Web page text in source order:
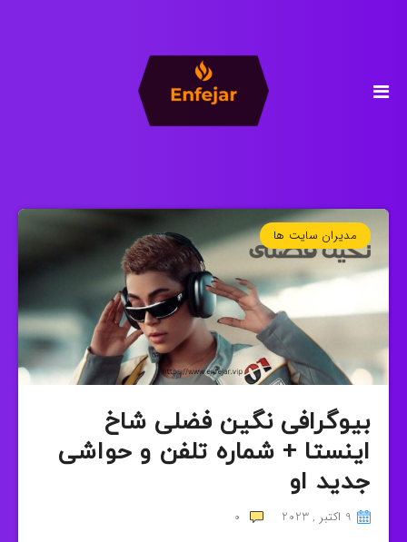
مدیران سایت ها
بیوگرافی نگین فضلی شاخ
اینستا + شماره تلفن و حواشی
جدید او
9 اکتبر , 2023 0